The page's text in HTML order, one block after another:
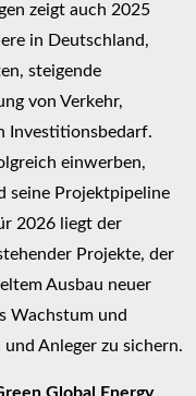
zeigt auch 2025
in Deutschland,
steigende
von Verkehr,
Investitionsbedarf.
einwerben,
seine Projektpipeline
2026 liegt der
Projekte, der
Ausbau neuer
Wachstum und
Anleger zu sichern.
Global Energy